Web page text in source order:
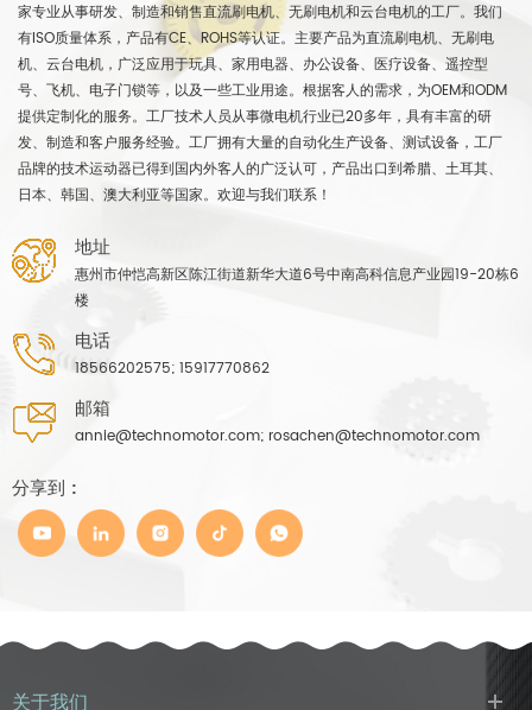
家专业从事研发、制造和销售直流刷电机、无刷电机和云台电机的工厂。我们
有ISO质量体系，产品有CE、ROHS等认证。主要产品为直流刷电机、无刷电
机、云台电机，广泛应用于玩具、家用电器、办公设备、医疗设备、遥控型
号、飞机、电子门锁等，以及一些工业用途。根据客人的需求，为OEM和ODM
提供定制化的服务。工厂技术人员从事微电机行业已20多年，具有丰富的研
发、制造和客户服务经验。工厂拥有大量的自动化生产设备、测试设备，工厂
品牌的技术运动器已得到国内外客人的广泛认可，产品出口到希腊、土耳其、
日本、韩国、澳大利亚等国家。欢迎与我们联系！
地址
惠州市仲恺高新区陈江街道新华大道6号中南高科信息产业园19-20栋6
楼
电话
18566202575; 15917770862
邮箱
annie@technomotor.com; rosachen@technomotor.com
分享到 :
关于我们